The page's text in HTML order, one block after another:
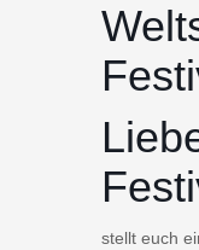
stellt euch